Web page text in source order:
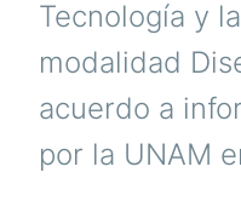
Tecnología y
modalidad
acuerdo a
por la UNAM